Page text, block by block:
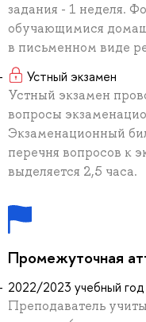
задания - 1 неделя.
обучающимися
в письменном виде
Устный экзамен
Устный экзамен
вопросы
Экзаменационный
перечня вопросов к
выделяется 2,5 часа.
Промежуточная
2022/2023 учебный
Преподаватель